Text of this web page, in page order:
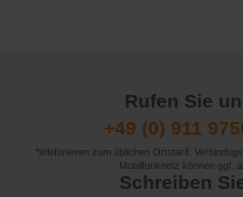
Rufen Sie
+49 (0) 911
*telefonieren zum üblichen Ortstarif.
Mobilfunknetz können ggf.
Schreiben